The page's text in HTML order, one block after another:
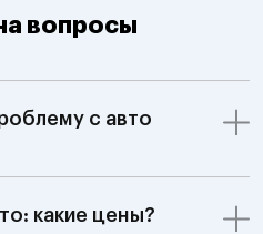
вопросы
с авто
какие цены?